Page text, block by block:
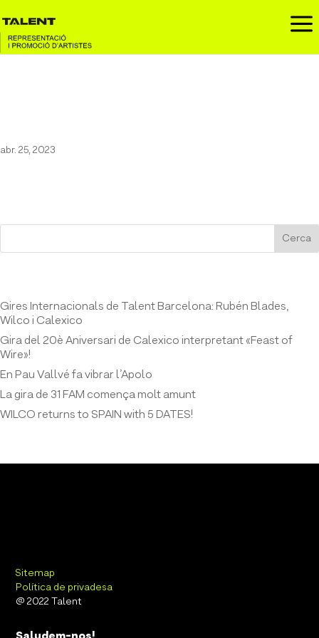
a
abr. 25, 2023
Cerca
Gires Internacionals de Talent Barcelona: Rubén Blades,
Wilco i Calexico
Gira del 20è Aniversari de Calexico interpretant «Feast of
Wire»!
En Pau Vallvé fa vibrar l’Apolo
La gira de 31 FAM comença molt amunt
WILCO returns to SPAIN with 5 DATES!
Sitemap
Política de privadesa
@ 2022 Talent